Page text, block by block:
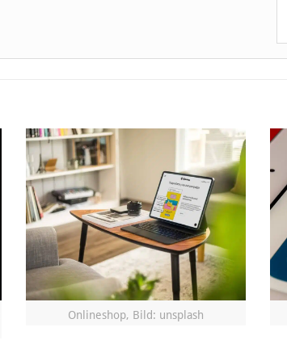
Onlineshop, Bild: unsplash